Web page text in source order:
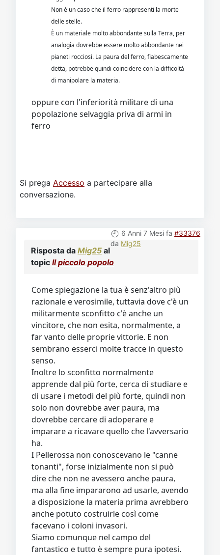
Non è un caso che il ferro rappresenti la morte
delle stelle.
È un materiale molto abbondante sulla Terra, per
analogia dovrebbe essere molto abbondante nei
pianeti rocciosi. La paura del ferro, fiabescamente
detta, potrebbe quindi coincidere con la difficoltà
di manipolare la materia.
oppure con l'inferiorità militare di una
popolazione selvaggia priva di armi in
ferro
Si prega Accesso a partecipare alla
conversazione.
6 Anni 7 Mesi fa #33376
da Mig25
Risposta da Mig25 al
topic Il piccolo popolo
Come spiegazione la tua è senz'altro più
razionale e verosimile, tuttavia dove c'è un
militarmente sconfitto c'è anche un
vincitore, che non esita, normalmente, a
far vanto delle proprie vittorie. E non
sembrano esserci molte tracce in questo
senso.
Inoltre lo sconfitto normalmente
apprende dal più forte, cerca di studiare e
di usare i metodi del più forte, quindi non
solo non dovrebbe aver paura, ma
dovrebbe cercare di adoperare e
imparare a ricavare quello che l'avversario
ha.
I Pellerossa non conoscevano le "canne
tonanti", forse inizialmente non si può
dire che non ne avessero anche paura,
ma alla fine impararono ad usarle, avendo
a disposizione la materia prima avrebbero
anche potuto costruirle così come
facevano i coloni invasori.
Siamo comunque nel campo del
fantastico e tutto è sempre pura ipotesi.